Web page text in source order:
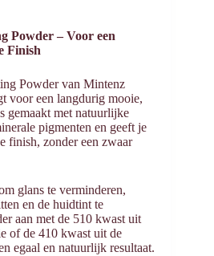
Powder – Voor een
Finish
Powder van Mintenz
voor een langdurig mooie,
gemaakt met natuurlijke
pigmenten en geeft je
finish, zonder een zwaar
glans te verminderen,
en de huidtint te
aan met de 510 kwast uit
of de 410 kwast uit de
egaal en natuurlijk resultaat.